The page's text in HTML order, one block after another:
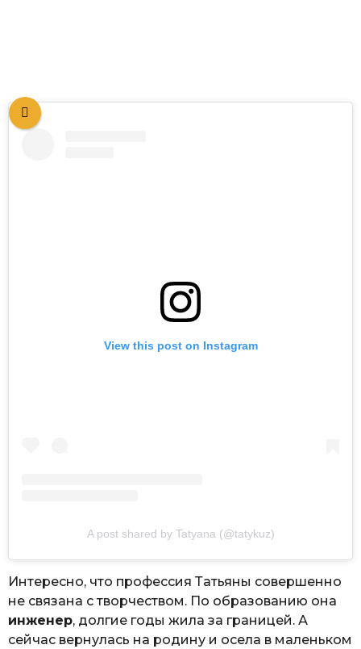
View this post on Instagram
A post shared by Tatyana (@tatykuz)
Интересно, что профессия Татьяны совершенно
не связана с творчеством. По образованию она
инженер, долгие годы жила за границей. А
сейчас вернулась на родину и осела в маленьком